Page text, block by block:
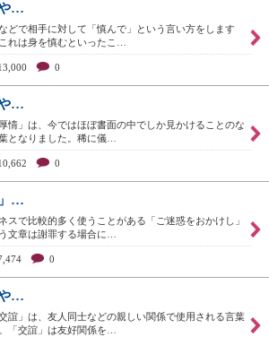
や…
どで相手に対して「慎んで」という言い方をします
れは身を慎むといったこ…
0
や…
厚情」は、今ではほぼ書面の中でしか見かけることのな
となりました。稀に儀…
0
」…
スで比較的多く使うことがある「ご迷惑をおかけし」
文章は謝罪する場合に…
0
や…
交誼」は、友人同士などの親しい関係で使用される言葉
「交誼」は友好関係を…